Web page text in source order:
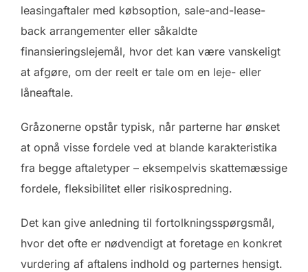
leasingaftaler med købsoption, sale-and-lease-
back arrangementer eller såkaldte
finansieringslejemål, hvor det kan være vanskeligt
at afgøre, om der reelt er tale om en leje- eller
låneaftale.
Gråzonerne opstår typisk, når parterne har ønsket
at opnå visse fordele ved at blande karakteristika
fra begge aftaletyper – eksempelvis skattemæssige
fordele, fleksibilitet eller risikospredning.
Det kan give anledning til fortolkningsspørgsmål,
hvor det ofte er nødvendigt at foretage en konkret
vurdering af aftalens indhold og parternes hensigt.